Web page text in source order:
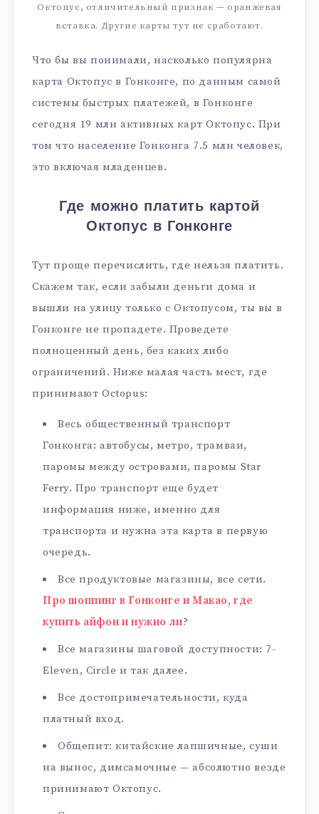
Октопус, отличительный признак — оранжевая
вставка. Другие карты тут не сработают.
Что бы вы понимали, насколько популярна
карта Октопус в Гонконге, по данным самой
системы быстрых платежей, в Гонконге
сегодня 19 млн активных карт Октопус. При
том что население Гонконга 7.5 млн человек,
это включая младенцев.
Где можно платить картой
Октопус в Гонконге
Тут проще перечислить, где нельзя платить.
Скажем так, если забыли деньги дома и
вышли на улицу только с Октопусом, ты вы в
Гонконге не пропадете. Проведете
полноценный день, без каких либо
ограничений. Ниже малая часть мест, где
принимают Octopus:
Весь общественный транспорт
Гонконга: автобусы, метро, трамваи,
паромы между островами, паромы Star
Ferry. Про транспорт еще будет
информация ниже, именно для
транспорта и нужна эта карта в первую
очередь.
Все продуктовые магазины, все сети.
Про шоппинг в Гонконге и Макао, где
купить айфон и нужно ли?
Все магазины шаговой доступности: 7-
Eleven, Circle и так далее.
Все достопримечательности, куда
платный вход.
Общепит: китайские лапшичные, суши
на вынос, димсамочные — абсолютно везде
принимают Октопус.